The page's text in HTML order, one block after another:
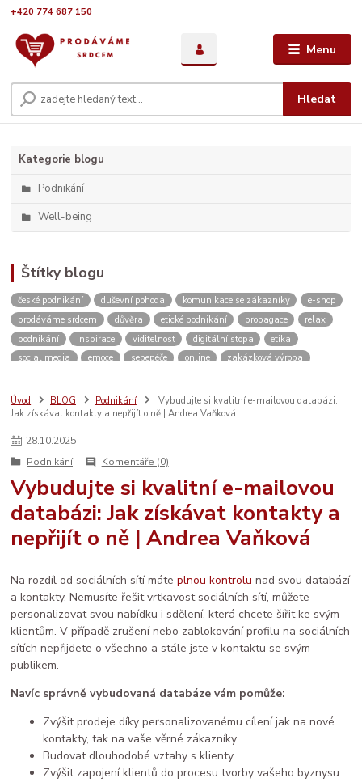
Menu
Hledat
+420 774 687 150
Kategorie blogu
Podnikání
Well-being
Štítky blogu
české podnikání duševní pohoda komunikace se zákazníky
e-shop
prodáváme srdcem
důvěra etické podnikání propagace
relax
podnikání
inspirace viditelnost digitální stopa
etika
social media
emoce sebepéče online
zakázková výroba
prodej
vánoce rodina ruční výroba komunita
AI
e-mail marketing
osobní rozvoj LinkedIn ženské zdraví
děti
sítě
systém
Úvod BLOG Podnikání
Vybudujte si kvalitní e-mailovou databázi:
Jak získávat kontakty a nepřijít o ně | Andrea Vaňková
28.10.2025
Podnikání
Komentáře (0)
Vybudujte si kvalitní e-mailovou
databázi: Jak získávat kontakty a
nepřijít o ně | Andrea Vaňková
Na rozdíl od sociálních sítí máteplnou kontrolu nad svou databází
a kontakty. Nemusíte řešit vrtkavost sociálních sítí, můžete
personalizovat svou nabídku i sdělení, která chcete šířit ke svým
klientům. V případě zrušení nebo zablokování profilu na sociálních
sítích nepřijdete o všechno a stále jste v kontaktu se svým
publikem.
Navíc správně vybudovaná databáze vám pomůže:
Zvýšit prodeje díky personalizovanému cílení jak na nové
kontakty, tak na vaše věrné zákazníky.
Budovat dlouhodobé vztahy s klienty.
Zvýšit zapojení klientů do procesu tvorby vašeho byznysu.